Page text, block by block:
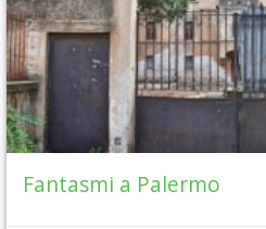
Fantasmi a Palermo